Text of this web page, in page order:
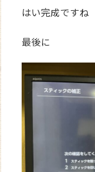
はい完成ですね
最後に